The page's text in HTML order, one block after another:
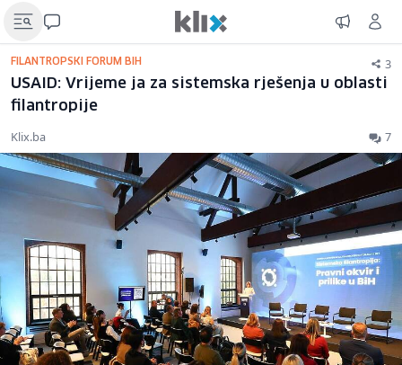
FILANTROPSKI FORUM BIH 3
USAID: Vrijeme ja za sistemska rješenja u oblasti
filantropije
Klix.ba 7